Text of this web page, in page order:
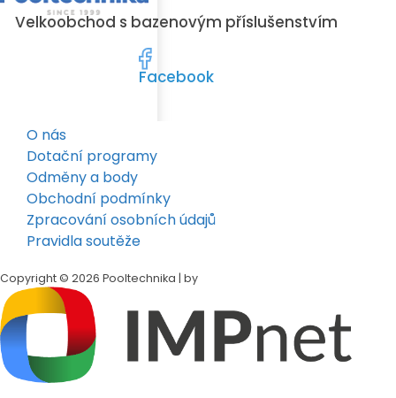
Velkoobchod s bazenovým příslušenstvím
Facebook
O nás
Dotační programy
Odměny a body
Obchodní podmínky
Zpracování osobních údajů
Pravidla soutěže
Copyright © 2026 Pooltechnika | by